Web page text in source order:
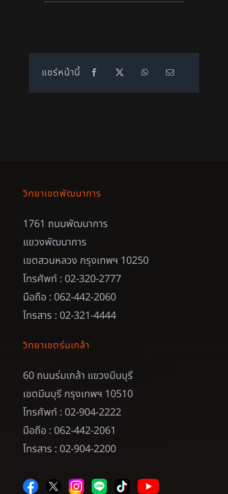
แชร์หน้านี้
วิทยาเขตพัฒนาการ
1761 ถนนพัฒนาการ
แขวงพัฒนาการ
เขตสวนหลวง กรุงเทพฯ 10250
โทรศัพท์ : 02-320-2777
มือถือ : 062-442-2060
โทรสาร : 02-321-4444
วิทยาเขตร่มเกล้า
60 ถนนร่มเกล้า แขวงมีนบุรี
เขตมีนบุรี กรุงเทพฯ 10510
โทรศัพท์ : 02-904-2222
มือถือ : 062-442-2061
โทรสาร : 02-904-2200